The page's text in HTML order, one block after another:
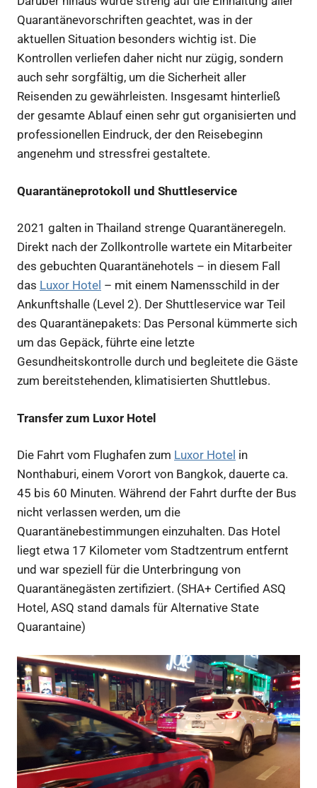
Quarantänevorschriften geachtet, was in der
aktuellen Situation besonders wichtig ist. Die
Kontrollen verliefen daher nicht nur zügig, sondern
auch sehr sorgfältig, um die Sicherheit aller
Reisenden zu gewährleisten. Insgesamt hinterließ
der gesamte Ablauf einen sehr gut organisierten und
professionellen Eindruck, der den Reisebeginn
angenehm und stressfrei gestaltete.
Quarantäneprotokoll und Shuttleservice
2021 galten in Thailand strenge Quarantäneregeln.
Direkt nach der Zollkontrolle wartete ein Mitarbeiter
des gebuchten Quarantänehotels – in diesem Fall
das Luxor Hotel – mit einem Namensschild in der
Ankunftshalle (Level 2). Der Shuttleservice war Teil
des Quarantänepakets: Das Personal kümmerte sich
um das Gepäck, führte eine letzte
Gesundheitskontrolle durch und begleitete die Gäste
zum bereitstehenden, klimatisierten Shuttlebus.
Transfer zum Luxor Hotel
Die Fahrt vom Flughafen zum Luxor Hotel in
Nonthaburi, einem Vorort von Bangkok, dauerte ca.
45 bis 60 Minuten. Während der Fahrt durfte der Bus
nicht verlassen werden, um die
Quarantänebestimmungen einzuhalten. Das Hotel
liegt etwa 17 Kilometer vom Stadtzentrum entfernt
und war speziell für die Unterbringung von
Quarantänegästen zertifiziert. (SHA+ Certified ASQ
Hotel, ASQ stand damals für Alternative State
Quarantaine)